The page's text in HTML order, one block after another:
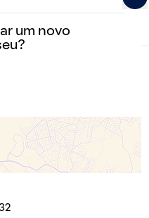
e tudo o que você
as
nossas dicas e
com charme, estilo e
um novo